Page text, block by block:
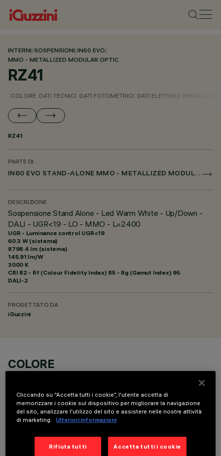
INTERNI/SOSPENSIONI/IN60 EVO/
MMO - METALLIZED MODULAR OPTIC
RZ41
COLORE DATI TECNICI DATI FOTOMETRICI DATI ELETTRICI
RZ41
PARTE DI
IN60 EVO STAND-ALONE MMO - METALLIZED MODULAR OPTIC
DESCRIZIONE
Sospensione Stand Alone - Led Warm White - Up/Down -
DALI - UGR<19 - LO - MMO - L=2400
UGR - Luminance control UGR<19
60.3 W (sistema)
8798.4 lm (sistema)
145.91 lm/W
3000 K
CRI 82 - Rf (Colour Fidelity Index) 85 - Rg (Gamut Index) 95
DALI-2
PROGETTATO DA
iGuzzini
COLORE
DATI TECNICI
ULTIMO AGGIORNAMENTO: 06/08/2026
Cliccando su “Accetta tutti i cookie”, l'utente accetta di
memorizzare i cookie sul dispositivo per migliorare la navigazione
del sito, analizzare l'utilizzo del sito e assistere nelle nostre attività
di marketing.
Ulteriori informazioni
Rifiuta tutti Accetta tutti i cookie